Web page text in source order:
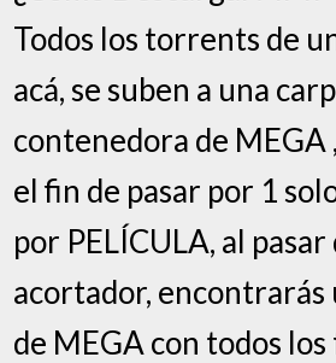
Todos los torrents de
acá, se suben a una
contenedora de MEGA
el fin de pasar por 1
por PELÍCULA, al
acortador, encontrarás
de MEGA con todos